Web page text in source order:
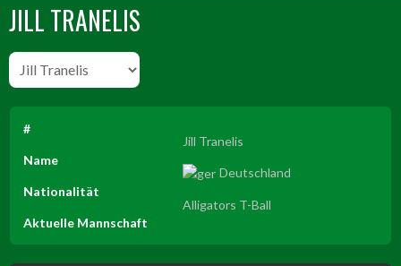
JILL TRANELIS
#
Name
Jill Tranelis
Nationalität
Deutschland
Aktuelle Mannschaft
Alligators T-Ball